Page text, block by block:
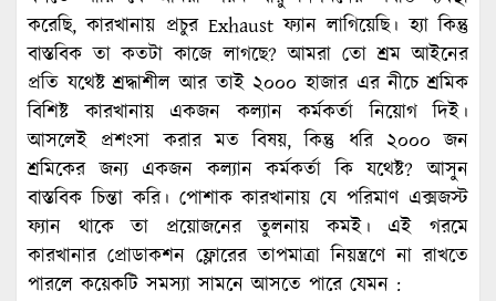
করেছি, কারখানায় প্রচুর Exhaust ফ্যান লাগিয়েছি। হ্যা কিন্তু
বাস্তবিক তা কতটা কাজে লাগছে? আমরা তো শ্রম আইনের
প্রতি যথেষ্ট শ্রদ্ধাশীল আর তাই ২০০০ হাজার এর নীচে শ্রমিক
বিশিষ্ট কারখানায় একজন কল্যান কর্মকর্তা নিয়োগ দিই।
আসলেই প্রশংসা করার মত বিষয়, কিন্তু ধরি ২০০০ জন
শ্রমিকের জন্য একজন কল্যান কর্মকর্তা কি যথেষ্ট? আসুন
বাস্তবিক চিন্তা করি। পোশাক কারখানায় যে পরিমাণ এক্সজস্ট
ফ্যান থাকে তা প্রয়োজনের তুলনায় কমই। এই গরমে
কারখানার প্রোডাকশন ফ্লোরের তাপমাত্রা নিয়ন্ত্রণে না রাখতে
পারলে কয়েকটি সমস্যা সামনে আসতে পারে যেমন :